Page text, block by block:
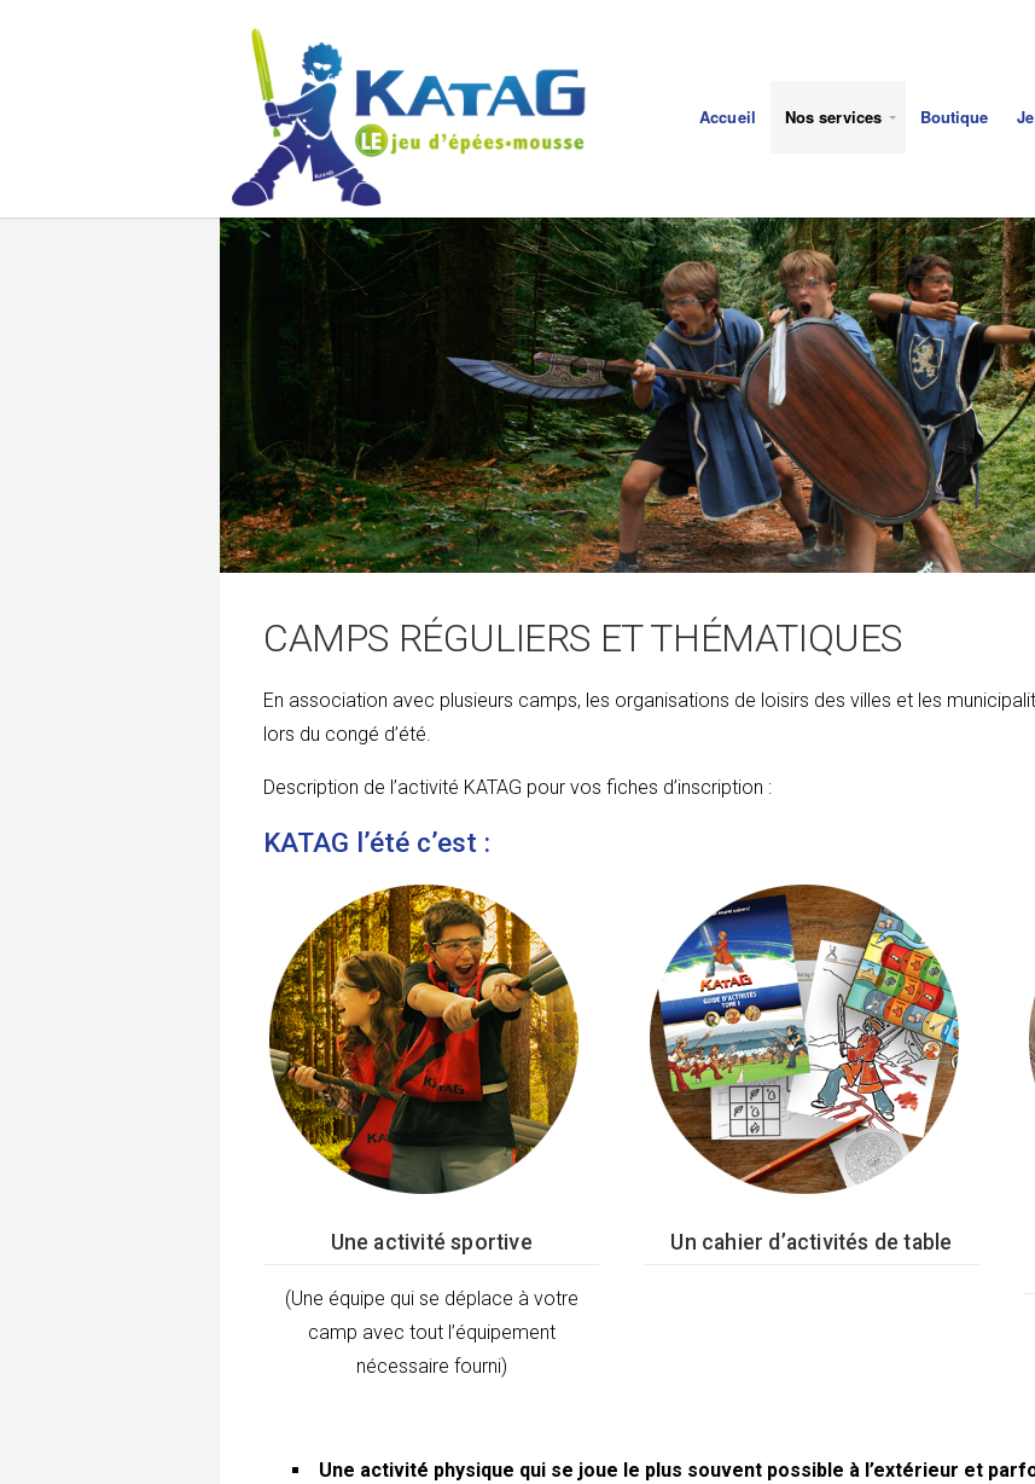
Accueil Nos services Boutique
CAMPS RÉGULIERS ET THÉMATIQUES
En association avec plusieurs camps, les organisations de loisirs des villes et les
lors du congé d’été.
Description de l’activité KATAG pour vos fiches d’inscription :
KATAG l’été c’est :
Une activité sportive
(Une équipe qui se déplace à votre
camp avec tout l’équipement
nécessaire fourni)
Un cahier d’activités de table
Une activité physique qui se joue le plus souvent possible à l’extérieur et